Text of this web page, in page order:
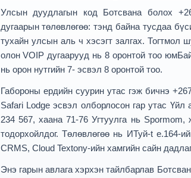
Улсын дуудлагын код Ботсвана болох
дугаарын төлөвлөгөө: тэнд байна тусдаа
тухайн улсын аль ч хэсэгт залгах.Тогтмол
олон VOIP дугаарууд нь 8 оронтой тоо юм
нь орон нутгийн 7- эсвэл 8 оронтой тоо.
Габороны ердийн суурин утас гэж бичнэ
Safari Lodge эсвэл олборлосон гар утас
234 567, хаана71-76 Угтуулга нь
тодорхойлдог. Төлөвлөгөө нь ИТуй-t e.164-
CRMS, Cloud Textony-ийн хамгийн сайн
Энэ гарын авлага хэрхэн тайлбарлав